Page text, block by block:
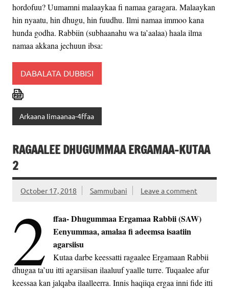
hordofuu? Uumamni malaaykaa fi namaa garagara. Malaaykan
hin nyaatu, hin dhugu, hin fuudhu. Ilmi namaa immoo kana
hunda godha. Rabbiin (subhaanahu wa ta’aalaa) haala ilma
namaa akkana jechuun ibsa:
DABALATA DUBBISI
Arkaana Iimaanaa-4ffaa
RAGAALEE DHUGUMMAA ERGAMAA-KUTAA
2
October 17, 2018 Sammubani Leave a comment
2
ffaa- Dhugummaa Ergamaa Rabbii (SAW)
Eenyummaa, amalaa fi adeemsa isaatiin
agarsiisu
Kutaa darbe keessatti ragaalee Ergamaan Rabbii
dhugaa ta’uu itti agarsiisan ilaaluuf yaalle turre. Tuqaalee afur
keessaa kan jalqaba ilaalleerra. Innis haqiiqa ergaa inni fide itti